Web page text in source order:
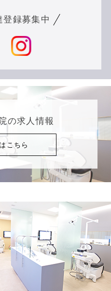
登録募集中
の求人情報
こちら